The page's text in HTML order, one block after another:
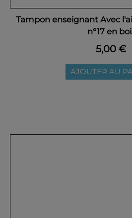
Tampon enseignant Avec
n°17 en
5,00 €
AJOUTER AU